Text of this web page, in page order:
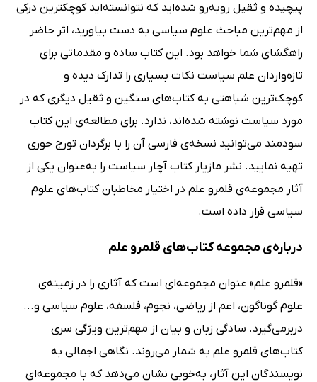
پیچیده و ثقیل روبه‌رو شده‌اید که نتوانسته‌اید کوچکترین درکی
از مهم‌ترین مباحث علوم سیاسی به دست بیاورید، اثر حاضر
راهگشای شما خواهد بود. این کتاب ساده و مقدماتی برای
تازه‌واردان علم سیاست نکات بسیاری را تدارک دیده و
کوچک‌ترین شباهتی به کتاب‌های سنگین و ثقیل دیگری که در
مورد سیاست نوشته شده‌اند، ندارد. برای مطالعه‌ی این کتاب
سودمند می‌توانید نسخه‌ی فارسی آن را با برگردان تورج حوری
تهیه نمایید. نشر مازیار کتاب آچار سیاست را به‌عنوان یکی از
آثار مجموعه‌ی قلمرو علم در اختیار مخاطبان کتاب‌های علوم
سیاسی قرار داده است.
درباره‌ی مجموعه کتاب‌های قلمرو علم
«قلمرو علم» عنوان مجموعه‌ای است که آثاری را در زمینه‌ی
علوم گوناگون، اعم از ریاضی، نجوم، فلسفه، علوم سیاسی و...
دربرمی‌گیرد. سادگی زبان و بیان از مهم‌ترین ویژگی سری
کتاب‌های قلمرو علم به شمار می‌روند. نگاهی اجمالی به
نویسندگان این آثار، به‌خوبی نشان می‌دهد که با مجموعه‌ای